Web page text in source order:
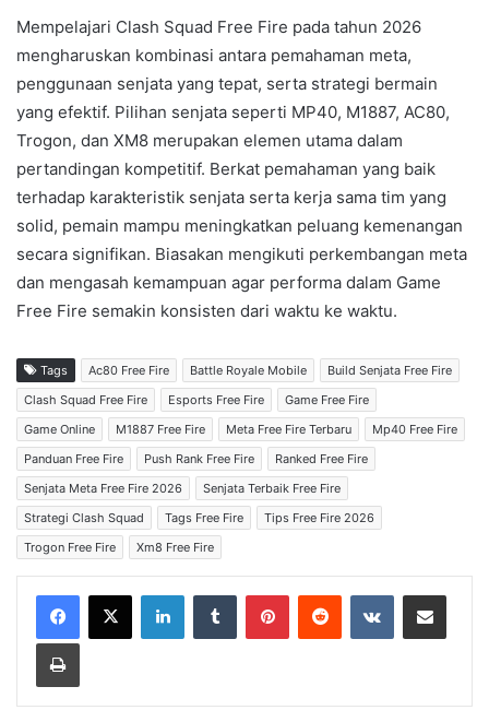
Mempelajari Clash Squad Free Fire pada tahun 2026
mengharuskan kombinasi antara pemahaman meta,
penggunaan senjata yang tepat, serta strategi bermain
yang efektif. Pilihan senjata seperti MP40, M1887, AC80,
Trogon, dan XM8 merupakan elemen utama dalam
pertandingan kompetitif. Berkat pemahaman yang baik
terhadap karakteristik senjata serta kerja sama tim yang
solid, pemain mampu meningkatkan peluang kemenangan
secara signifikan. Biasakan mengikuti perkembangan meta
dan mengasah kemampuan agar performa dalam Game
Free Fire semakin konsisten dari waktu ke waktu.
Tags Ac80 Free Fire Battle Royale Mobile
Build Senjata Free Fire
Clash Squad Free Fire
Esports Free Fire
Game Free Fire
Game Online
M1887 Free Fire Meta Free Fire Terbaru
Mp40 Free Fire
Panduan Free Fire
Push Rank Free Fire
Ranked Free Fire
Senjata Meta Free Fire 2026
Senjata Terbaik Free Fire
Strategi Clash Squad
Tags Free Fire
Tips Free Fire 2026
Trogon Free Fire
Xm8 Free Fire